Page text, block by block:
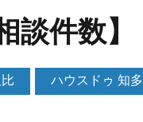
件数】
ハウスドゥ 知多